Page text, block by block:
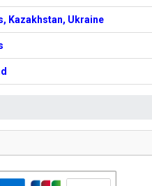
Kazakhstan, Ukraine